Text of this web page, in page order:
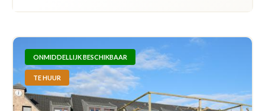
ONMIDDELLIJK BESCHIKBAAR
TE HUUR